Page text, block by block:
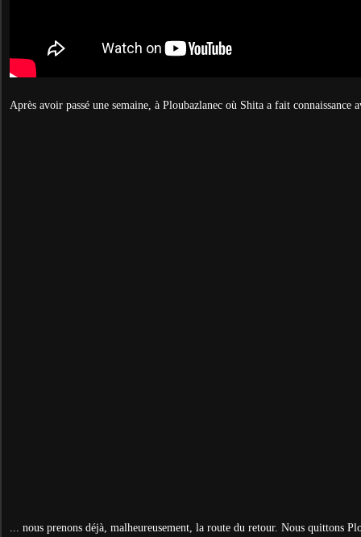
Après avoir passé une semaine, à Ploubazlanec où Shita a fait connaissance
... nous prenons déjà, malheureusement, la route du retour. Nous quittons